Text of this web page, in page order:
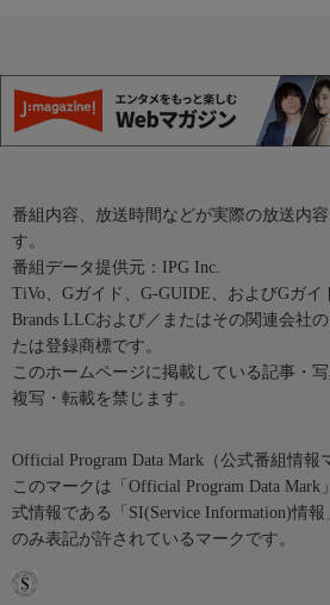
番組内容、放送時間などが実際の放送内
す。
番組データ提供元：IPG Inc.
TiVo、Gガイド、G-GUIDE、およびGガイ
Brands LLCおよび／またはその関連会社
たは登録商標です。
このホームページに掲載している記事・
複写・転載を禁じます。
Official Program Data Mark（公式番組情報
このマークは「Official Program Data
式情報である「SI(Service Information)情
のみ表記が許されているマークです。